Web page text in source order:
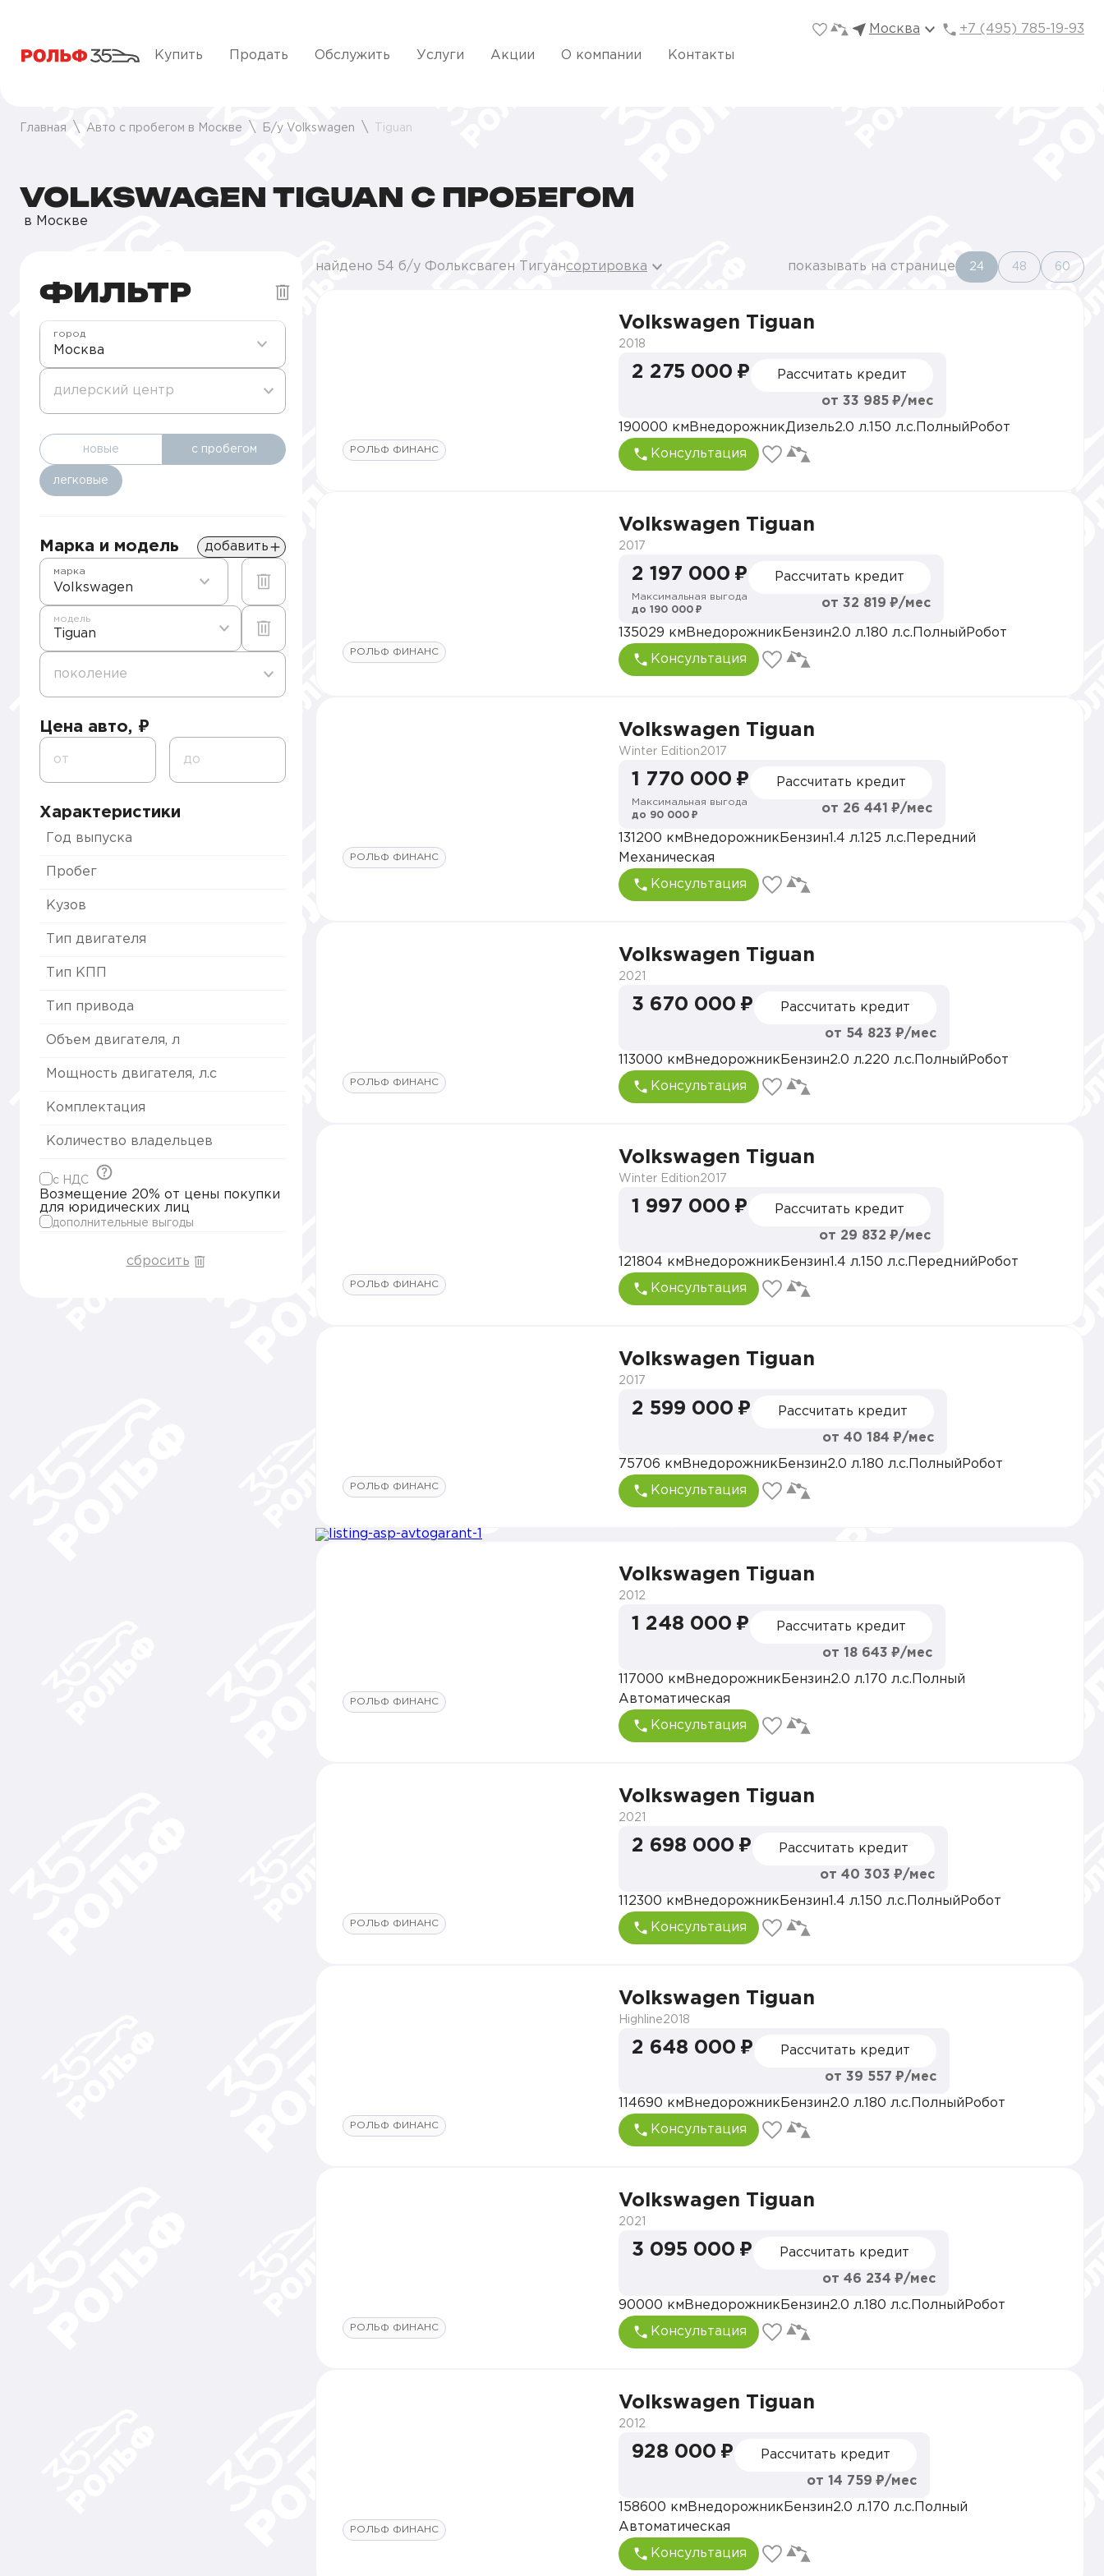
Москва +7 (495) 785-19-93
Купить Продать Обслужить Услуги Акции О компании Контакты
Главная Авто с пробегом в Москве Б/у Volkswagen Tiguan
VOLKSWAGEN TIGUAN С ПРОБЕГОМ
в Москве
ФИЛЬТР
Москва
город
дилерский центр
новые с пробегом
легковые
Марка и модель добавить
Volkswagen
марка
Tiguan
модель
поколение
Цена авто, ₽
от до
Характеристики
Год выпуска
Пробег
Кузов
Тип двигателя
Тип КПП
Тип привода
Объем двигателя, л
Мощность двигателя, л.с
Комплектация
Количество владельцев
c НДС
Возмещение 20% от цены покупки
для юридических лиц
дополнительные выгоды
сбросить
найдено 54 б/у Фольксваген Тигуансортировка показывать на странице 24 48 60
РОЛЬФ ФИНАНС
Volkswagen Tiguan
2018
2 275 000 ₽ Рассчитать кредит
от 33 985 ₽/мес
190000 км ВнедорожникДизель2.0 л. 150 л.с. Полный Робот
Консультация
РОЛЬФ ФИНАНС
Volkswagen Tiguan
2017
2 197 000 ₽
Максимальная выгода
до 190 000 ₽
Рассчитать кредит
от 32 819 ₽/мес
135029 км Внедорожник Бензин2.0 л. 180 л.с. Полный Робот
Консультация
РОЛЬФ ФИНАНС
Volkswagen Tiguan
Winter Edition2017
1 770 000 ₽
Максимальная выгода
до 90 000 ₽
Рассчитать кредит
от 26 441 ₽/мес
131200 км Внедорожник Бензин 1.4 л. 125 л.с. Передний
Механическая
Консультация
РОЛЬФ ФИНАНС
Volkswagen Tiguan
2021
3 670 000 ₽ Рассчитать кредит
от 54 823 ₽/мес
113000 км Внедорожник Бензин2.0 л.220 л.с. Полный Робот
Консультация
РОЛЬФ ФИНАНС
Volkswagen Tiguan
Winter Edition2017
1 997 000 ₽ Рассчитать кредит
от 29 832 ₽/мес
121804 км Внедорожник Бензин 1.4 л. 150 л.с. Передний Робот
Консультация
РОЛЬФ ФИНАНС
Volkswagen Tiguan
2017
2 599 000 ₽ Рассчитать кредит
от 40 184 ₽/мес
75706 км Внедорожник Бензин2.0 л. 180 л.с. Полный Робот
Консультация
РОЛЬФ ФИНАНС
Volkswagen Tiguan
2012
1 248 000 ₽ Рассчитать кредит
от 18 643 ₽/мес
117000 км Внедорожник Бензин2.0 л. 170 л.с. Полный
Автоматическая
Консультация
РОЛЬФ ФИНАНС
Volkswagen Tiguan
2021
2 698 000 ₽ Рассчитать кредит
от 40 303 ₽/мес
112300 км Внедорожник Бензин 1.4 л. 150 л.с. Полный Робот
Консультация
РОЛЬФ ФИНАНС
Volkswagen Tiguan
Highline2018
2 648 000 ₽ Рассчитать кредит
от 39 557 ₽/мес
114690 км Внедорожник Бензин2.0 л. 180 л.с. Полный Робот
Консультация
РОЛЬФ ФИНАНС
Volkswagen Tiguan
2021
3 095 000 ₽ Рассчитать кредит
от 46 234 ₽/мес
90000 км Внедорожник Бензин2.0 л. 180 л.с. Полный Робот
Консультация
РОЛЬФ ФИНАНС
Volkswagen Tiguan
2012
928 000 ₽ Рассчитать кредит
от 14 759 ₽/мес
158600 км Внедорожник Бензин2.0 л. 170 л.с. Полный
Автоматическая
Консультация